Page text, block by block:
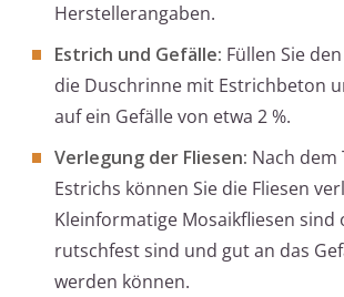
Herstellerangaben.
Estrich und Gefälle: Füllen Sie
die Duschrinne mit Estrichbeton
auf ein Gefälle von etwa 2 %.
Verlegung der Fliesen: Nach dem
Estrichs können Sie die Fliesen
Kleinformatige Mosaikfliesen sind
rutschfest sind und gut an das
werden können.